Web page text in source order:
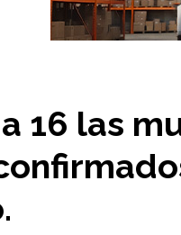
16 las